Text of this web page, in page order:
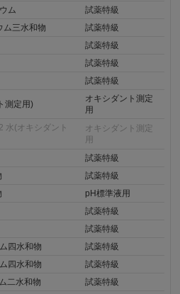
ム
試薬特級
ム三水和物
試薬特級
試薬特級
試薬特級
試薬特級
測定用)
オキシダント測定
用
水(オキシダント
オキシダント測定
用
試薬特級
試薬特級
pH標準液用
試薬特級
試薬特級
四水和物
試薬特級
四水和物
試薬特級
二水和物
試薬特級